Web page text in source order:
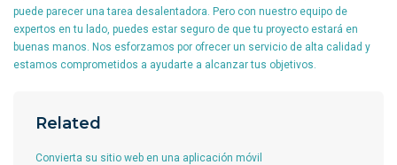
puede parecer una tarea desalentadora. Pero con nuestro equipo de
expertos en tu lado, puedes estar seguro de que tu proyecto estará en
buenas manos. Nos esforzamos por ofrecer un servicio de alta calidad y
estamos comprometidos a ayudarte a alcanzar tus objetivos.
Related
Convierta su sitio web en una aplicación móvil